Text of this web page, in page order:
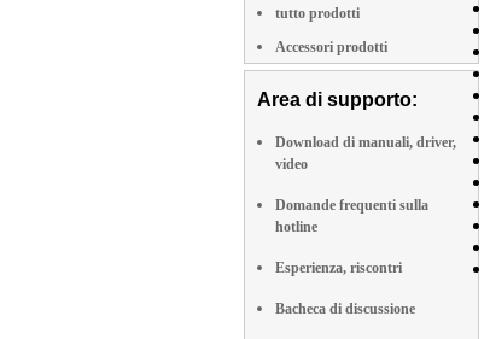
tutto prodotti
Accessori prodotti
Area di supporto:
Download di manuali, driver,
video
Domande frequenti sulla
hotline
Esperienza, riscontri
Bacheca di discussione